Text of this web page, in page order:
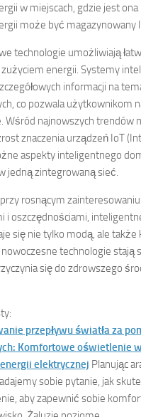
w miejscach, gdzie jest
może być magazynowany
technologie umożliwiają
zużyciem energii. Systemy
informacji na
co pozwala użytkownikom
Wśród najnowszych trendów
znaczenia urządzeń IoT
aspekty inteligentnego
jedną zintegrowaną sieć.
rosnącym
i oszczędnościami,
się nie tylko modą, ale także
technologie stają
się do zdrowszego
przepływu światła za
Komfortowe oświetlenie
elektrycznej Planując
sobie pytanie, jak
aby zapewnić sobie